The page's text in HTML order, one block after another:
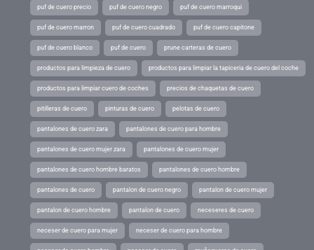
puf de cuero precio puf de cuero negro puf de cuero marroqui
puf de cuero marron puf de cuero cuadrado puf de cuero capitone
puf de cuero blanco puf de cuero prune carteras de cuero
productos para limpieza de cuero productos para limpiar la tapiceria de cuero del coche
productos para limpiar cuero de coches precios de chaquetas de cuero
pitilleras de cuero pinturas de cuero pelotas de cuero
pantalones de cuero zara pantalones de cuero para hombre
pantalones de cuero mujer zara pantalones de cuero mujer
pantalones de cuero hombre baratos pantalones de cuero hombre
pantalones de cuero pantalon de cuero negro pantalon de cuero mujer
pantalon de cuero hombre pantalon de cuero neceseres de cuero
neceser de cuero para mujer neceser de cuero para hombre